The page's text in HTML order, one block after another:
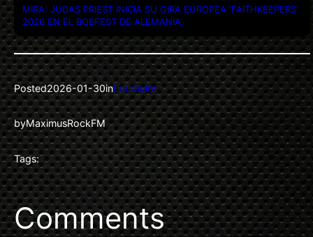
MIRA: JUDAS PRIEST INICIA SU GIRA EUROPEA ‘FAITHKEEPERS’
2026 EN EL BOBFEST DE ALEMANIA.
Posted2026-01-30inLoudwire
byMaximusRockFM
Tags:
Comments